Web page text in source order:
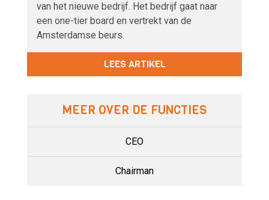
van het nieuwe bedrijf. Het bedrijf gaat naar
een one-tier board en vertrekt van de
Amsterdamse beurs.
LEES ARTIKEL
MEER OVER DE FUNCTIES
CEO
Chairman